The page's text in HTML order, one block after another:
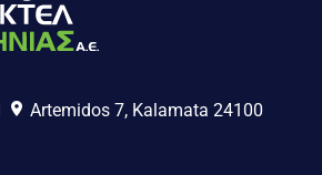
Artemidos 7, Kalamata 24100